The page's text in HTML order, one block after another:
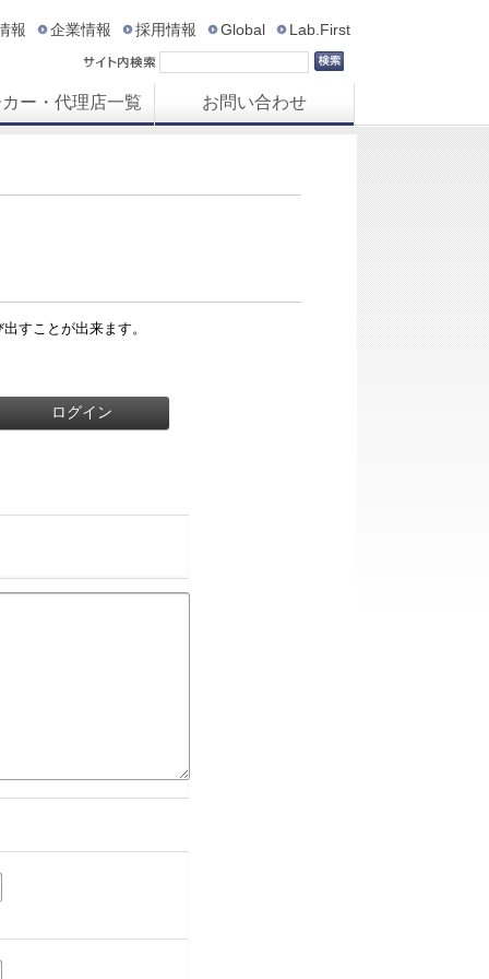
報 企業情報 採用情報 Global Lab.First
カー・代理店一覧 お問い合わせ
すことが出来ます。